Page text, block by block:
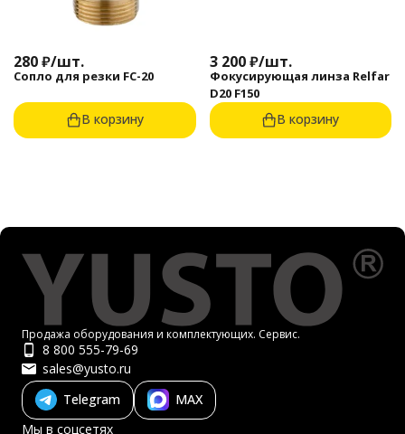
280₽/шт.
Сопло для резки FC-20
В корзину
3 200 ₽/шт.
Фокусирующая линза Relfar
D20 F150
В корзину
Продажа оборудования и комплектующих. Сервис.
8 800 555-79-69
sales@yusto.ru
Telegram
MAX
Мы в соцсетях